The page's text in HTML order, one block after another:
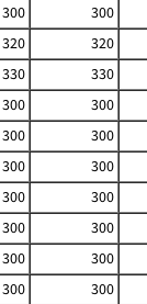
300
300
320
320
330
330
300
300
300
300
300
300
300
300
300
300
300
300
300
300